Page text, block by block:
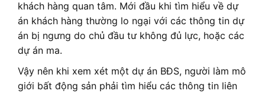
khách hàng quan tâm. Mới đầu khi tìm hiểu về dự
án khách hàng thường lo ngại với các thông tin dự
án bị ngưng do chủ đầu tư không đủ lực, hoặc các
dự án ma.
Vậy nên khi xem xét một dự án BĐS, người làm mô
giới bất động sản phải tìm hiểu các thông tin liên